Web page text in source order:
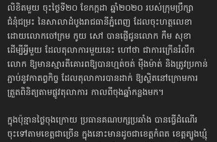
លិខិតមួយ ចុះថ្ងៃទី២០ ខែកក្កដា ឆ្នាំ២០២០ របស់ក្រុមប្រឹក្សា
ជំនុំជម្រះ នៃសាលា​ដំបូង​រាជធានី​ភ្នំពេញ ដែលចុះហត្ថលេខា
ដោយ​លោកចៅក្រម កូយ សៅ បានផ្ញើជូនលោក កឹម សុខា
ដើម្បីអ្វីមួយ ដែលតុលាការមួយនេះ ហៅថា ជាការក្រើនរំលឹក
លោក ឱ្យមាន​ស្មារតី​គោរព​ឱ្យបានហ្មត់ចត់ ម៉ឺងម៉ាត់ និងត្រូវប្រកាន់
ភ្ជាប់នូវកាតព្វកិច្ច ដែលតុលាការបាន​ដាក់ ឱ្យស្ថិត​នៅក្រោម​ការ
ត្រួត​ពិនិត្យ​តាមផ្លូវតុលាការ កាលពីចុងឆ្នាំកន្លងមក។
ក្នុងប៉ុន្មានថ្ងៃចុងក្រោយ ប្រធានគណបក្សប្រឆាំង បានធ្វើដំណើរ
ចុះទៅតាម​​ខេត្ត​​ជា​ច្រើន ក្នុងនោះមានដូចជាខេត្តកំពត ខេត្តត្បូងឃ្មុំ